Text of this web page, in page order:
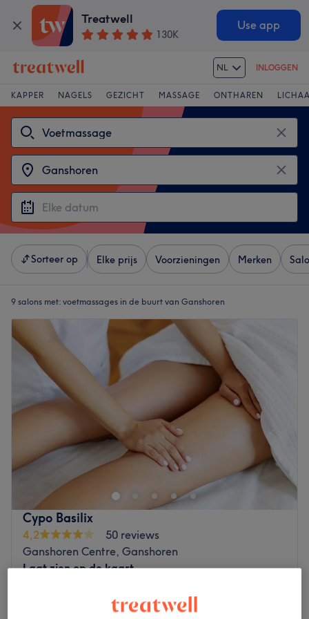
Treatwell
130K
Use app
NL INLOGGEN
KAPPER NAGELS GEZICHT MASSAGE ONTHAREN
Sorteer op Elke prijs Voorzieningen Merken
9 salons met: voetmassages in de buurt van Ganshoren
Cypo Basilix
4,2
50 reviews
Ganshoren Centre, Ganshoren
Laat zien op de kaart